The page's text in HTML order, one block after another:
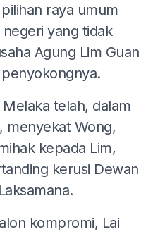
raya umum
yang tidak
Agung Lim Guan
telah, dalam
menyekat Wong,
kepada Lim,
kerusi Dewan
kompromi, Lai